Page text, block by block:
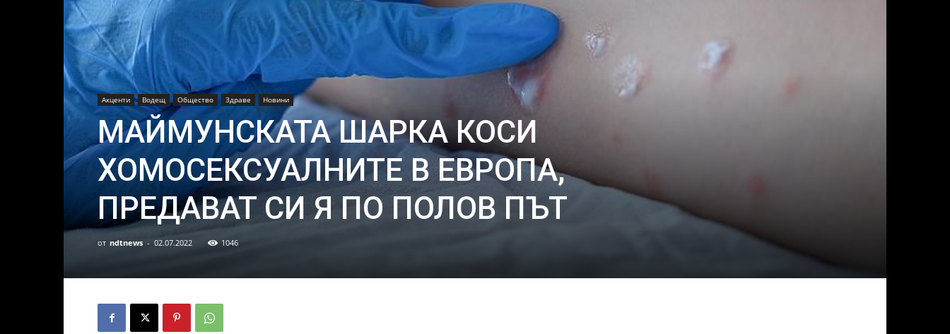
Акценти Водещ Общество Здраве Новини
МАЙМУНСКАТА ШАРКА КОСИ
ХОМОСЕКСУАЛНИТЕ В ЕВРОПА,
ПРЕДАВАТ СИ Я ПО ПОЛОВ ПЪТ
от ndtnews - 02.07.2022 1046